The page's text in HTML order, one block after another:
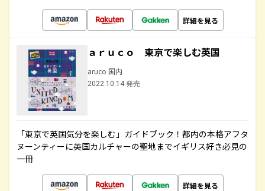
詳細を見る
ａｒｕｃｏ 東京で楽しむ英国
aruco 国内
2022.10.14 発売
「東京で英国気分を楽しむ」ガイドブック！都内の本格アフタ
ヌーンティーに英国カルチャーの聖地までイギリス好き必見の
一冊
詳細を見る